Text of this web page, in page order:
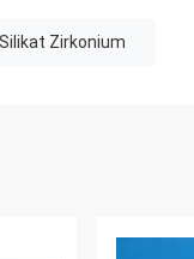
Zirkonium